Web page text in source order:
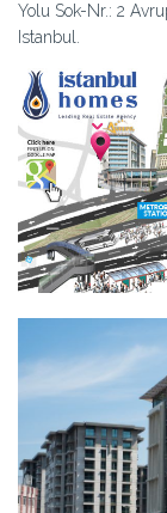
Yolu Sok-Nr.: 2
Istanbul.